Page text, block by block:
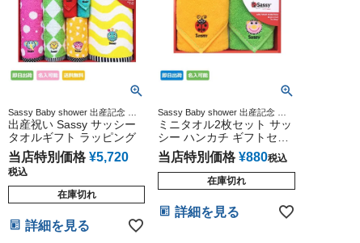
Sassy Baby shower 出産記念 出
産グッズ マタニティ 妊婦ママ 御
出産祝い 妊娠祝い 誕生日祝い ハ
ーフバースデー
出産祝い Sassy サッシー
タオルギフト ラッピング
当店特別価格 ¥5,720
税込
在庫切れ
詳細を見る
Sassy Baby shower 出産記念 出
産グッズ マタニティ 妊婦ママ 御
出産祝い 妊娠祝い 誕生日祝い ハ
ーフバースデー
ミニタオル2枚セット サッ
シー ハンカチ ギフトセッ
ト
当店特別価格 ¥880税込
在庫切れ
詳細を見る